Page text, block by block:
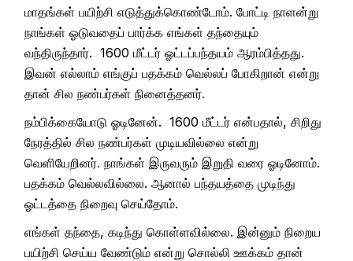
மாதங்கள் பயிற்சி எடுத்துக்கொண்டோம். போட்டி நாளன்று
நாங்கள் ஓடுவதைப் பார்க்க எங்கள் தந்தையும்
வந்திருந்தார். 1600 மீட்டர் ஓட்டப்பந்தயம் ஆரம்பித்தது.
இவன் எல்லாம் எங்குப் பதக்கம் வெல்லப் போகிறான் என்று
தான் சில நண்பர்கள் நினைத்தனர்.
நம்பிக்கையோடு ஓடினேன். 1600 மீட்டர் என்பதால், சிறிது
நேரத்தில் சில நண்பர்கள் முடியவில்லை என்று
வெளியேறினர். நாங்கள் இருவரும் இறுதி வரை ஓடினோம்.
பதக்கம் வெல்லவில்லை. ஆனால் பந்தயத்தை முடிந்து
ஓட்டத்தை நிறைவு செய்தோம்.
எங்கள் தந்தை, கடிந்து கொள்ளவில்லை. இன்னும் நிறைய
பயிற்சி செய்ய வேண்டும் என்று சொல்லி ஊக்கம் தான்